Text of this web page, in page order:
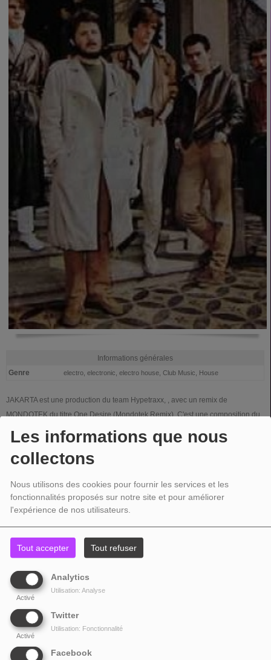
Les informations que nous
collectons
Nous utilisons des cookies pour fournir les services et les
fonctionnalités proposés sur notre site et pour améliorer
l'expérience de nos utilisateurs.
Tout accepter Tout refuser
Analytics
Activé
Utilisation: Analyse
Twitter
Activé
Utilisation: Fonctionnalité
Facebook
Informations générales
Genre
electro, electronic, electro house, Club Music, House
JAKARTA est une production du team Hypetraxx, , avec un remix de
MONDOTEK du titre One Desire (Mondotek Remix). C'est une composition du
trio Alan Pride, David Kane & Krafft.
TOP TITRES
One Desire
2 Superstar